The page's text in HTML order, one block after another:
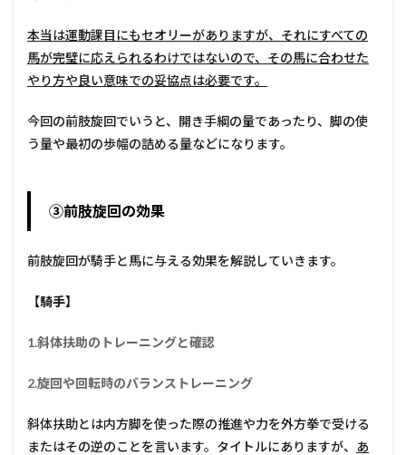
本当は運動課目にもセオリーがありますが、それにすべての
馬が完璧に応えられるわけではないので、その馬に合わせた
やり方や良い意味での妥協点は必要です。
今回の前肢旋回でいうと、開き手綱の量であったり、脚の使
う量や最初の歩幅の詰める量などになります。
③前肢旋回の効果
前肢旋回が騎手と馬に与える効果を解説していきます。
【騎手】
1.斜体扶助のトレーニングと確認
2.旋回や回転時のバランストレーニング
斜体扶助とは内方脚を使った際の推進や力を外方拳で受ける
またはその逆のことを言います。タイトルにありますが、
あ